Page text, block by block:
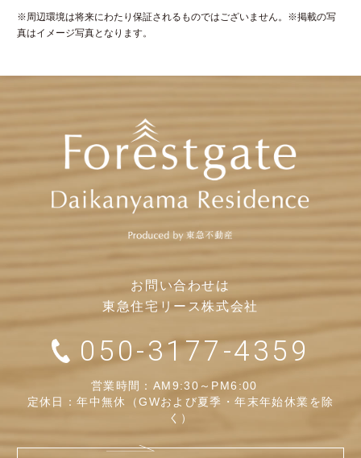
※ 周辺環境は将来にわたり保証されるものではございません。※掲載の写
真はイメージ写真となります。
お問い合わせは
東急住宅リース株式会社
050-3177-4359
営業時間：AM9:30～PM6:00
定休日：年中無休（GWおよび夏季・年末年始休業を除
く）